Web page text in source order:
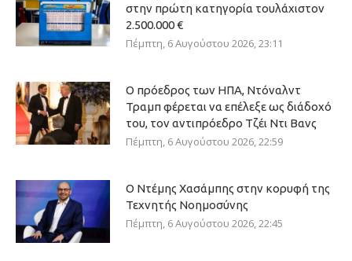
στην πρώτη κατηγορία τουλάχιστον
2.500.000 €
Πέμπτη, 6 Αυγούστου 2026, 23:11
Ο πρόεδρος των ΗΠΑ, Ντόναλντ
Τραμπ φέρεται να επέλεξε ως διάδοχό
του, τον αντιπρόεδρο Τζέι Ντι Βανς
Πέμπτη, 6 Αυγούστου 2026, 22:59
Ο Ντέμης Χασάμπης στην κορυφή της
Τεχνητής Νοημοσύνης
Πέμπτη, 6 Αυγούστου 2026, 22:45